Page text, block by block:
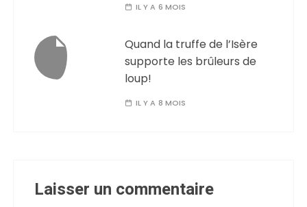
IL Y A 6 MOIS
Quand la truffe de l’Isère
supporte les brûleurs de
loup!
IL Y A 8 MOIS
Laisser un commentaire